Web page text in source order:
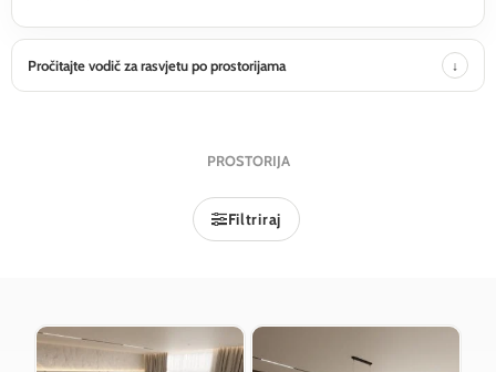
Pročitajte vodič za rasvjetu po prostorijama
PROSTORIJA
Filtriraj